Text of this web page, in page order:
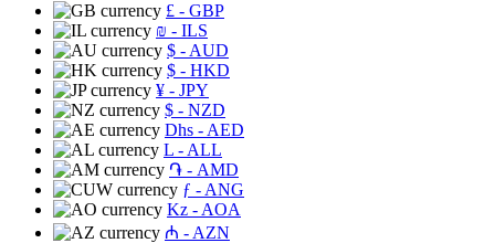
£ - GBP
₪ - ILS
$ - AUD
$ - HKD
¥ - JPY
$ - NZD
Dhs - AED
L - ALL
֏ - AMD
ƒ - ANG
Kz - AOA
₼ - AZN